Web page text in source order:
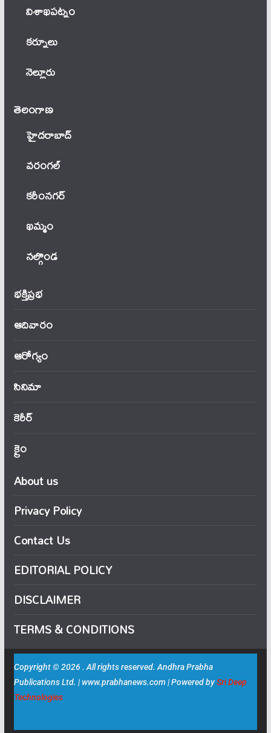
విశాఖపట్నం
కర్నూలు
నెల్లూరు
తెలంగాణ‌
హైదరాబాద్
వ‌రంగ‌ల్
కరీంనగర్
ఖ‌మ్మం
నల్గొండ
భక్తిప్రభ
ఆదివారం
ఆరోగ్యం
సినిమా
కెరీర్
క్రైం
About us
Privacy Policy
Contact Us
EDITORIAL POLICY
DISCLAIMER
TERMS & CONDITIONS
Copyright © 2026 . All rights reserved. Andhra Prabha
Publications Ltd. | www.prabhanews.com | Powered bySri Deep
Technologies